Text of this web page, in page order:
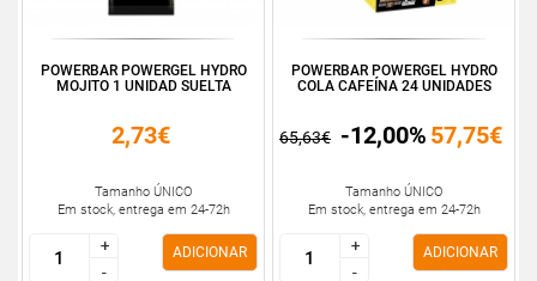
POWERBAR POWERGEL HYDRO
MOJITO 1 UNIDAD SUELTA
2,73€
Tamanho ÚNICO
Em stock, entrega em 24-72h
+
-
+
-
ADICIONAR
POWERBAR POWERGEL HYDRO
COLA CAFEÍNA 24 UNIDADES
65,63€ -12,00% 57,75€
Tamanho ÚNICO
Em stock, entrega em 24-72h
+
-
+
-
ADICIONAR